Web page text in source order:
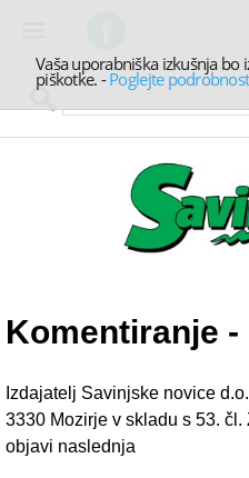
Komentiranje
Izdajatelj Savinjske novice
3330 Mozirje v skladu s 53.
objavi naslednja
Vaša uporabniška izkušnja bo
piškotke. -Poglejte